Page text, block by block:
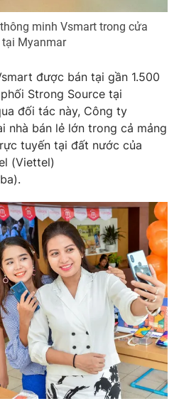
lai
Podcast
Infographic
Shorts video
VTV Thể thao
Bất động sản
minh Vsmart trong cửa
tại Myanmar
được bán tại gần 1.500
Strong Source tại
đối tác này, Công ty
nhà bán lẻ lớn trong cả mảng
tuyến tại đất nước của
(Viettel)